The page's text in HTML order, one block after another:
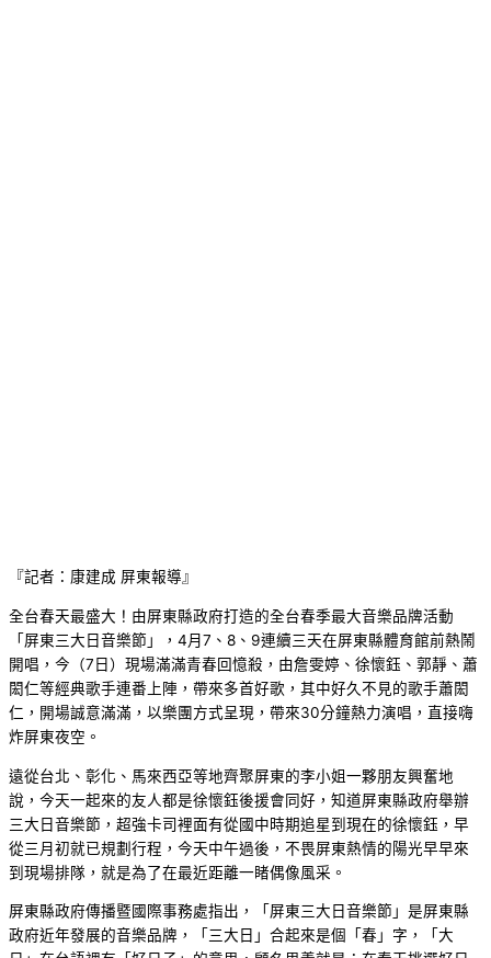
『記者：康建成 屏東報導』
全台春天最盛大！由屏東縣政府打造的全台春季最大音樂品牌活動
「屏東三大日音樂節」，4月7、8、9連續三天在屏東縣體育館前熱鬧
開唱，今（7日）現場滿滿青春回憶殺，由詹雯婷、徐懷鈺、郭靜、蕭
閎仁等經典歌手連番上陣，帶來多首好歌，其中好久不見的歌手蕭閎
仁，開場誠意滿滿，以樂團方式呈現，帶來30分鐘熱力演唱，直接嗨
炸屏東夜空。
遠從台北、彰化、馬來西亞等地齊聚屏東的李小姐一夥朋友興奮地
說，今天一起來的友人都是徐懷鈺後援會同好，知道屏東縣政府舉辦
三大日音樂節，超強卡司裡面有從國中時期追星到現在的徐懷鈺，早
從三月初就已規劃行程，今天中午過後，不畏屏東熱情的陽光早早來
到現場排隊，就是為了在最近距離一睹偶像風采。
屏東縣政府傳播暨國際事務處指出，「屏東三大日音樂節」是屏東縣
政府近年發展的音樂品牌，「三大日」合起來是個「春」字，「大